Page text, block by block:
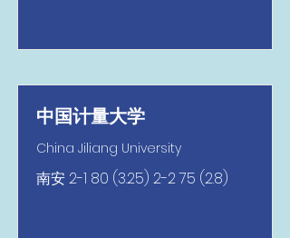
中国计量大学
China Jiliang University
南安2-1 80 (3.25) 2-2 75 (2.8)